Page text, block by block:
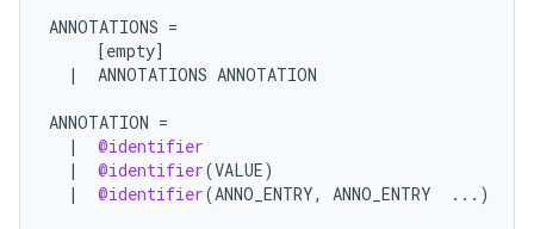
ANNOTATIONS =
[empty]
|
ANNOTATIONS ANNOTATION
ANNOTATION =
|
@identifier
|
@identifier(VALUE)
|
@identifier(ANNO_ENTRY, ANNO_ENTRY ... )